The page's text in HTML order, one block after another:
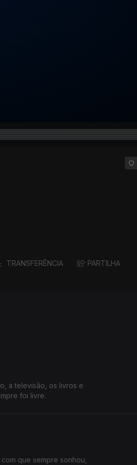
TRANSFERÊNCIA PARTILHA
a televisão, os livros e
foi livre.
que sempre sonhou,